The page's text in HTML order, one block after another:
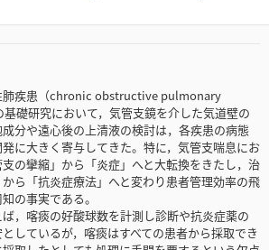
肺疾患（chronic obstructive pulmonary
礎研究において，気管支鏡を介した気道壁の
分や遠心後の上清液の検討は，各疾患の病態
に大きく寄与してきた。特に，気管支喘息にお
の攣縮」から「炎症」へと大転換をきたし，治
ら「抗炎症療法」へと変わり患者管理効率の飛
の事実である。
，喀痰の好酸球数を計測し診断や抗炎症薬の
しているが，喀痰はすべての患者から採取でき